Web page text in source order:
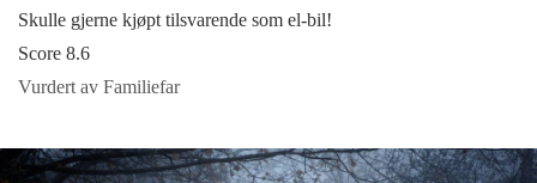
Skulle gjerne kjøpt tilsvarende som el-bil!
Score 8.6
Vurdert av Familiefar